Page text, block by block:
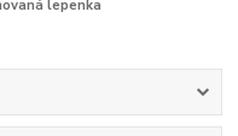
lepenka